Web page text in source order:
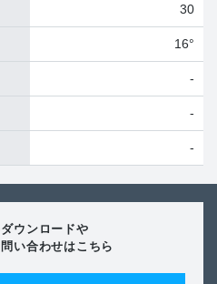
30
16°
-
-
-
ウンロードや
い合わせはこちら